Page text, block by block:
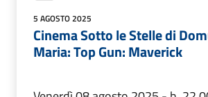
5 AGOSTO 2025
Cinema Sotto le Stelle di
Maria: Top Gun: Maverick